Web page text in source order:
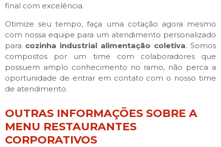
final com excelência.
Otimize seu tempo, faça uma cotação agora mesmo
com nossa equipe para um atendimento personalizado
para cozinha industrial alimentação coletiva. Somos
compostos por um time com colaboradores que
possuem amplo conhecimento no ramo, não perca a
oportunidade de entrar em contato com o nosso time
de atendimento.
OUTRAS INFORMAÇÕES SOBRE A
MENU RESTAURANTES
CORPORATIVOS